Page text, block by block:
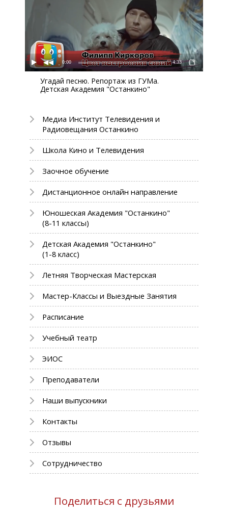
0:00 4:33
Угадай песню. Репортаж из ГУМа.
Детская Академия "Останкино"
Медиа Институт Телевидения и
Радиовещания Останкино
Школа Кино и Телевидения
Заочное обучение
Дистанционное онлайн направление
Юношеская Академия "Останкино"
(8-11 классы)
Детская Академия "Останкино"
(1-8 класс)
Летняя Творческая Мастерская
Мастер-Классы и Выездные Занятия
Расписание
Учебный театр
ЭИОС
Преподаватели
Наши выпускники
Контакты
Отзывы
Сотрудничество
Поделиться с друзьями